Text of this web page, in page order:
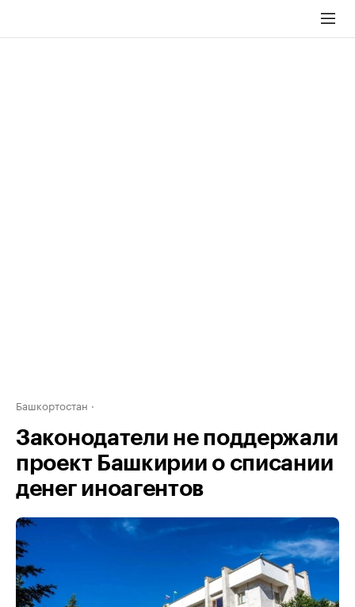
Башкортостан
Законодатели не поддержали
проект Башкирии о списании
денег иноагентов